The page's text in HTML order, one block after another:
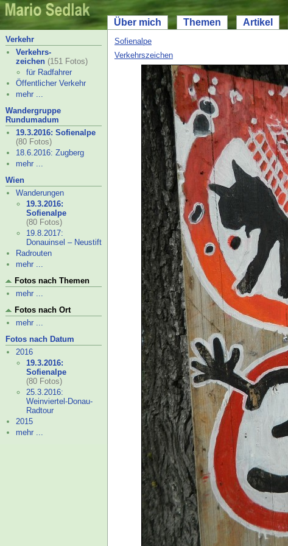
Über mich Themen Artikel
Verkehr
Verkehrs-
zeichen (151 Fotos)
für Radfahrer
Öffentlicher Verkehr
mehr ...
Wandergruppe
Rundumadum
19.3.2016: Sofienalpe
(80 Fotos)
18.6.2016: Zugberg
mehr ...
Wien
Wanderungen
19.3.2016:
Sofienalpe
(80 Fotos)
19.8.2017:
Donauinsel – Neustift
Radrouten
mehr ...
Fotos nach Themen
mehr ...
Fotos nach Ort
mehr ...
Fotos nach Datum
2016
19.3.2016:
Sofienalpe
(80 Fotos)
25.3.2016:
Weinviertel-Donau-
Radtour
2015
mehr ...
Sofienalpe
Verkehrszeichen